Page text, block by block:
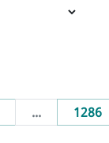
... 1286